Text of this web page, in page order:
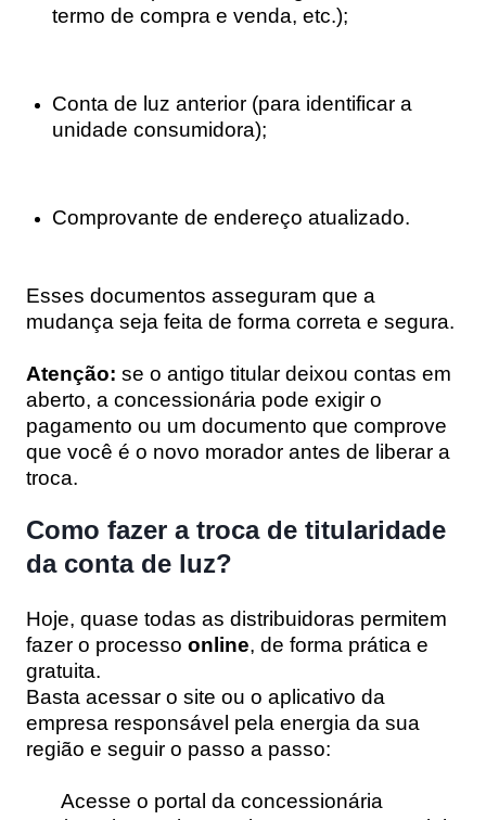
termo de compra e venda, etc.);
Conta de luz anterior (para identificar a
unidade consumidora);
Comprovante de endereço atualizado.
Esses documentos asseguram que a
mudança seja feita de forma correta e segura.
Atenção: se o antigo titular deixou contas em
aberto, a concessionária pode exigir o
pagamento ou um documento que comprove
que você é o novo morador antes de liberar a
troca.
Como fazer a troca de titularidade
da conta de luz?
Hoje, quase todas as distribuidoras permitem
fazer o processo online, de forma prática e
gratuita.
Basta acessar o site ou o aplicativo da
empresa responsável pela energia da sua
região e seguir o passo a passo:
Acesse o portal da concessionária